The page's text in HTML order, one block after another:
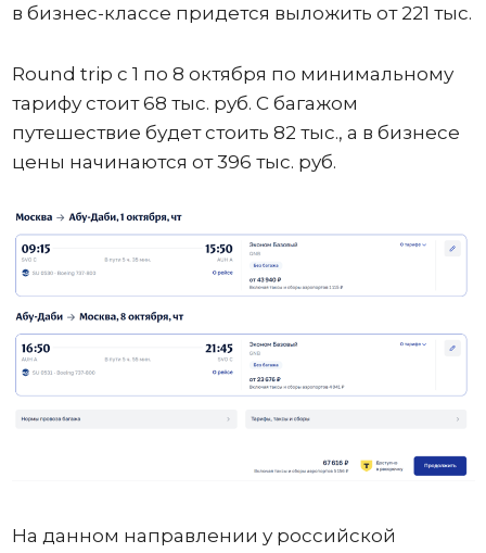
в бизнес-классе придется выложить от 221 тыс.
Round trip с 1 по 8 октября по минимальному
тарифу стоит 68 тыс. руб. С багажом
путешествие будет стоить 82 тыс., а в бизнесе
цены начинаются от 396 тыс. руб.
На данном направлении у российской